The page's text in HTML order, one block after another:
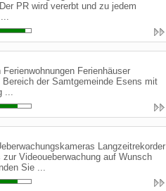
PR wird vererbt und zu jedem
Ferienhäuser
der Samtgemeinde Esens mit
...
Langzeitrekorder
Videoueberwachung auf Wunsch
Sie ...